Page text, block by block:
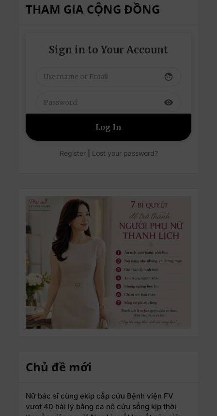
THAM GIA CỘNG ĐỒNG
Sign in to Your Account
face
visibility
Register| Lost your password?
Chủ đề mới
Nữ bác sĩ cùng ekip cấp cứu Bệnh viện FV
vượt 40 hải lý bằng ca nô cứu sống kịp thời